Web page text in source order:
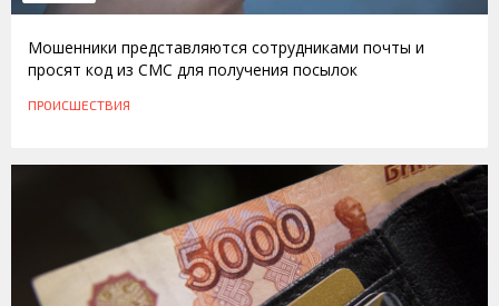
Мошенники представляются сотрудниками почты и
просят код из СМС для получения посылок
ПРОИСШЕСТВИЯ